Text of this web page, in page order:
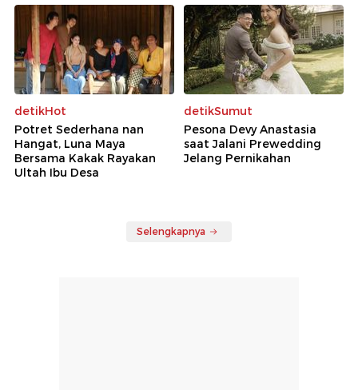
detikHot
Potret Sederhana nan
Hangat, Luna Maya
Bersama Kakak Rayakan
Ultah Ibu Desa
detikSumut
Pesona Devy Anastasia
saat Jalani Prewedding
Jelang Pernikahan
Selengkapnya